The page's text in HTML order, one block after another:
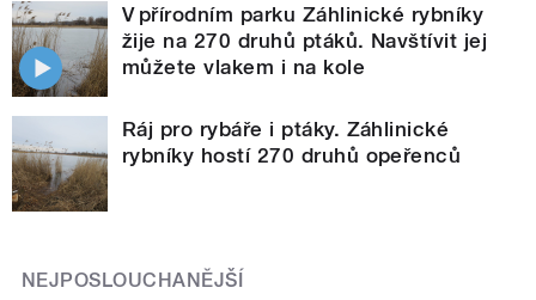
V přírodním parku Záhlinické rybníky
žije na 270 druhů ptáků. Navštívit jej
můžete vlakem i na kole
Ráj pro rybáře i ptáky. Záhlinické
rybníky hostí 270 druhů opeřenců
NEJPOSLOUCHANĚJŠÍ